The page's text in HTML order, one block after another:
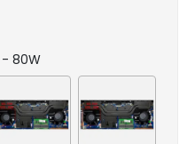
- 80W